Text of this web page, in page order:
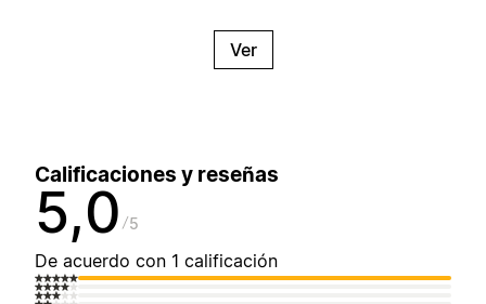
Ver
Calificaciones y reseñas
5,0 5
De acuerdo con 1 calificación